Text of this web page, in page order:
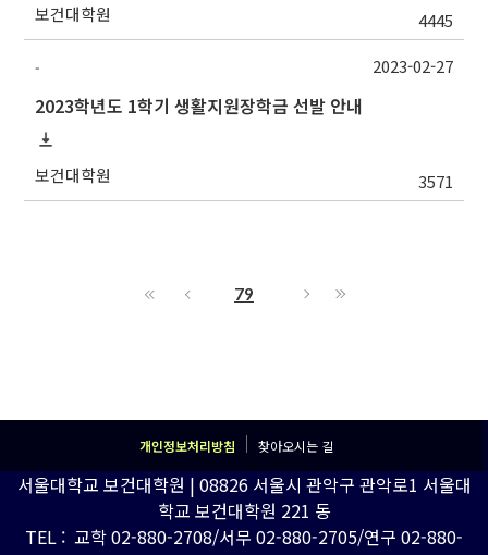
보건대학원 4445
-
2023학년도 1학기 생활지원장학금 선발 안내
보건대학원 3571
2023-02-27
79
개인정보처리방침 찾아오시는 길
서울대학교 보건대학원 | 08826 서울시 관악구 관악로1 서울대
학교 보건대학원 221 동
TEL : 교학 02-880-2708/서무 02-880-2705/연구 02-880-